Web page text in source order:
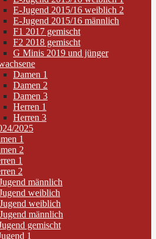
E-Jugend 2015/16 weiblich 2
E-Jugend 2015/16 männlich
F1 2017 gemischt
F2 2018 gemischt
G Minis 2019 und jünger
Damen 1
Damen 2
Damen 3
Herren 1
Herren 3
2025
1
2
1
2
männlich
weiblich
weiblich
männlich
gemischt
1